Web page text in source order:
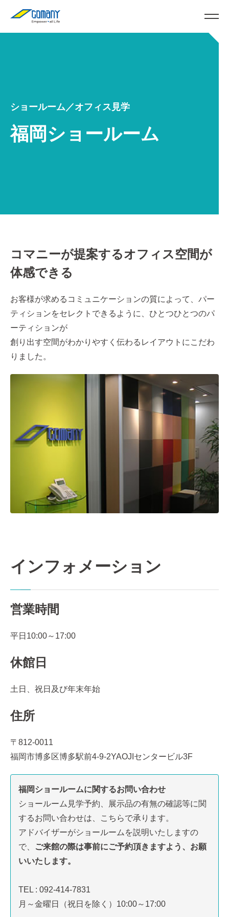
ショールーム／オフィス見学
福岡ショールーム
コマニーが提案するオフィス空間が
体感できる
お客様が求めるコミュニケーションの質によって、パー
ティションをセレクトできるように、ひとつひとつのパ
ーティションが
創り出す空間がわかりやすく伝わるレイアウトにこだわ
りました。
インフォメーション
営業時間
平日10:00～17:00
休館日
土日、祝日及び年末年始
住所
〒812-0011
福岡市博多区博多駅前4-9-2YAOJIセンタービル3F
福岡ショールームに関するお問い合わせ
ショールーム見学予約、展示品の有無の確認等に関
するお問い合わせは、こちらで承ります。
アドバイザーがショールームを説明いたしますの
で、
ご来館の際は事前にご予約頂きますよう、お願
いいたします。
TEL : 092-414-7831
月～金曜日（祝日を除く）10:00～17:00